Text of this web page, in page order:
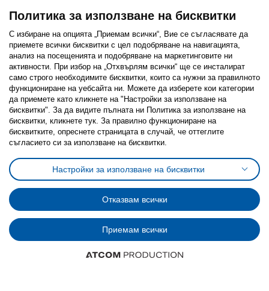
Последвайте ни:
FacebookTwitterYoutubePinterestInstagram
Политика за използване на бисквитки (Cookies)
Избор на настройки за използване на бисквитки
Условия за ползване на ikea.bg
Обща политика за личните данни
Политика за защита на личните данни на ikea.bg
Общи условия на програма IKEA Family
Политика за защита на лични данни на програма IKEA Family
Политика за използване на бисквитки
С избиране на опцията „Приемам всички“, Вие се съгласявате да
приемете всички бисквитки с цел подобряване на навигацията,
анализ на посещенията и подобряване на маркетинговите ни
активности. При избор на „Отхвърлям всички“ ще се инсталират
само строго необходимитe бисквитки, които са нужни за правилното
функциониране на уебсайта ни. Можете да изберете кои категории
да приемете като кликнете на "Настройки за използване на
бисквитки". За да видите пълната ни Политика за използване на
бисквитки, кликнете тук. За правилно функциониране на
бисквитките, опреснете страницата в случай, че оттеглите
съгласието си за използване на бисквитки.
Настройки за използване на бисквитки
Отказвам всички
Приемам всички